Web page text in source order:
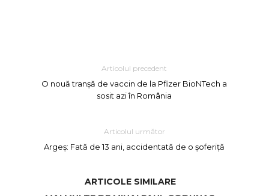
Articolul precedent
O nouă tranșă de vaccin de la Pfizer BioNTech a
sosit azi în România
Articolul următor
Argeș: Fată de 13 ani, accidentată de o șoferiță
ARTICOLE SIMILARE